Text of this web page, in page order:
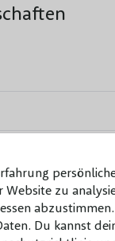
zu
Du kannst